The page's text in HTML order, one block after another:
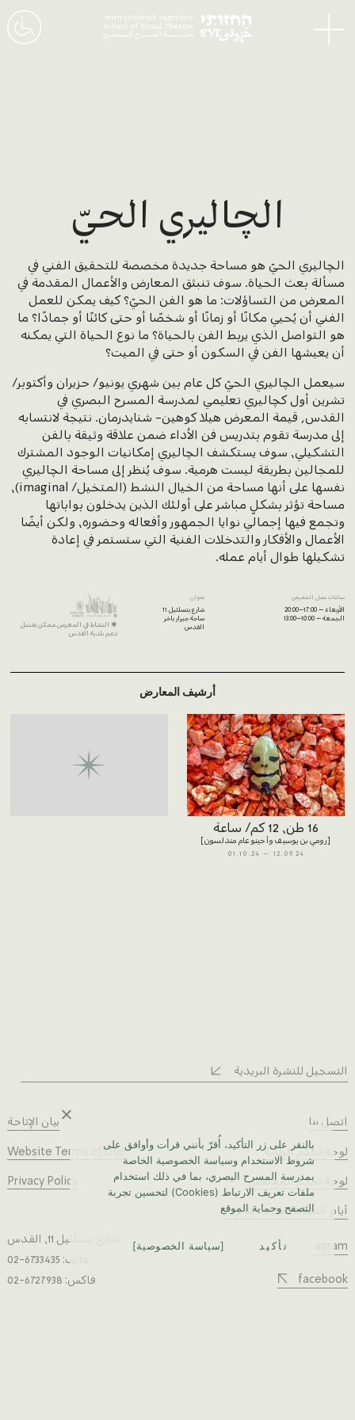
الچاليري الحيّ
ساعات عمل المعرض
الأربعاء – 17:00–20:00
الجمعة – 10:00–13:00
عنوان
شارع بتسلئيل 11
ساحة جيرار باخر
القدس
✱ النشاط في المعرض ممكن بفضل
دعم بلدية القدس
الچاليري الحيّ هو مساحة جديدة مخصصة للتحقيق الفني في
مسألة بعث الحياة. سوف تنبثق المعارض والأعمال المقدمة في
المعرض من التساؤلات: ما هو الفن الحيّ؟ كيف يمكن للعمل
الفني أن يُحيي مكانًا أو زمانًا أو شخصًا أو حتى كائنًا أو جمادًا؟ ما
هو التواصل الذي يربط الفن بالحياة؟ ما نوع الحياة التي يمكنه
أن يعيشها الفن في السكون أو حتى في الميت؟
سيعمل الچاليري الحيّ كل عام بين شهري يونيو/ حزيران وأكتوبر/
تشرين أول كچاليري تعليمي لمدرسة المسرح البصري في
القدس, قيمة المعرض هيلا كوهين- شنايدرمان. نتيجة لانتسابه
إلى مدرسة تقوم بتدريس فن الأداء ضمن علاقة وثيقة بالفن
التشكيلي، سوف يستكشف الچاليري إمكانيات الوجود المشترك
للمجالين بطريقة ليست هرمية. سوف يُنظر إلى مساحة الچاليري
نفسها على أنها مساحة من الخيال النشط (المتخيل/ imaginal)،
مساحة تؤثر بشكلٍ مباشر على أولئك الذين يدخلون بواباتها
وتجمع فيها إجمالي نوايا الجمهور وأفعاله وحضوره، ولكن أيضًا
الأعمال والأفكار والتدخلات الفنية التي ستستمر في إعادة
تشكيلها طوال أيام عمله.
أرشيف المعارض
16 طن، 12 كم/ ساعة
رومي بن يوسيف وأحينوعام مندلسون
12.09.24
01.10.24
شارع بتسلئيل 11، القدس
هاتف: 6733435-02
فاكس: 6727938-02
اتصل بنا
لوحة تحكم الطلبة
لوحة تحكم المعلمين
أيام النشاط لطلاب الثانوية
بيان الإتاحة
Website Terms of Use
Privacy Policy
التسجيل للنشرة البريدية
instagram
facebook
بالنقر على زر التأكيد، أُقرّ بأنني قرأت وأوافق على
شروط الاستخدام وسياسة الخصوصية الخاصة
بمدرسة المسرح البصري، بما في ذلك استخدام
ملفات تعريف الارتباط (Cookies) لتحسين تجربة
التصفح وحماية الموقع
تأكيد سياسة الخصوصية